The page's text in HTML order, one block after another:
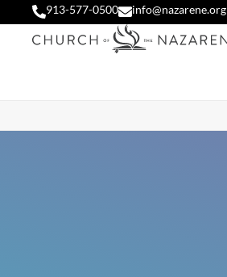
913-577-0500 info@nazarene.org